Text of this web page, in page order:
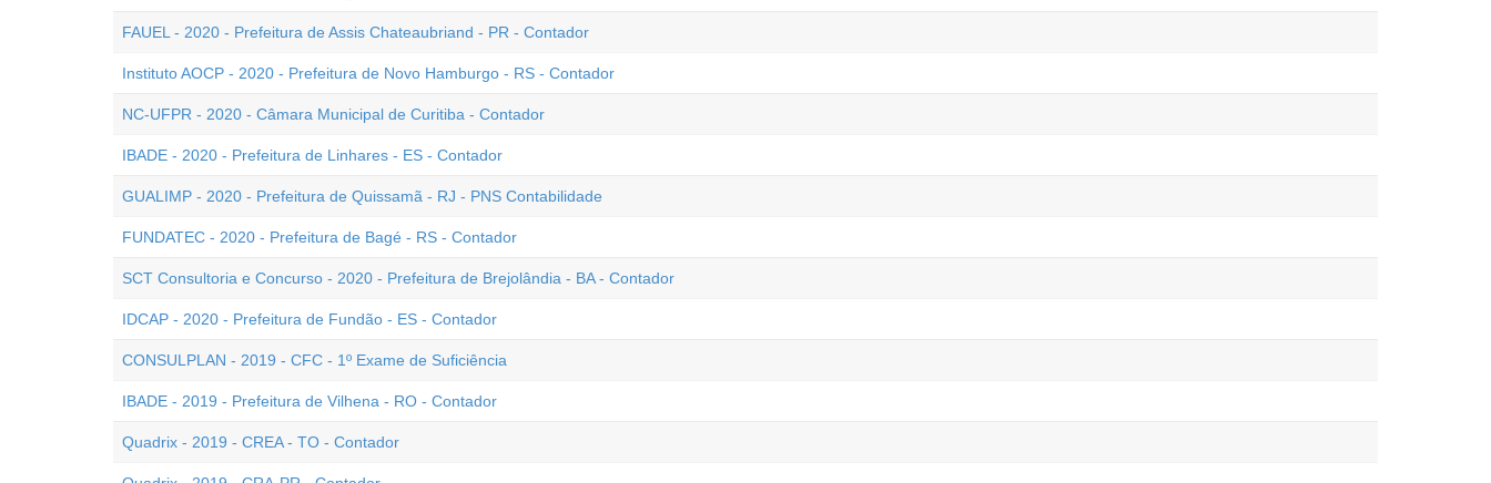
FAUEL - 2020 - Prefeitura de Assis Chateaubriand - PR - Contador
Instituto AOCP - 2020 - Prefeitura de Novo Hamburgo - RS - Contador
NC-UFPR - 2020 - Câmara Municipal de Curitiba - Contador
IBADE - 2020 - Prefeitura de Linhares - ES - Contador
GUALIMP - 2020 - Prefeitura de Quissamã - RJ - PNS Contabilidade
FUNDATEC - 2020 - Prefeitura de Bagé - RS - Contador
SCT Consultoria e Concurso - 2020 - Prefeitura de Brejolândia - BA - Contador
IDCAP - 2020 - Prefeitura de Fundão - ES - Contador
CONSULPLAN - 2019 - CFC - 1º Exame de Suficiência
IBADE - 2019 - Prefeitura de Vilhena - RO - Contador
Quadrix - 2019 - CREA - TO - Contador